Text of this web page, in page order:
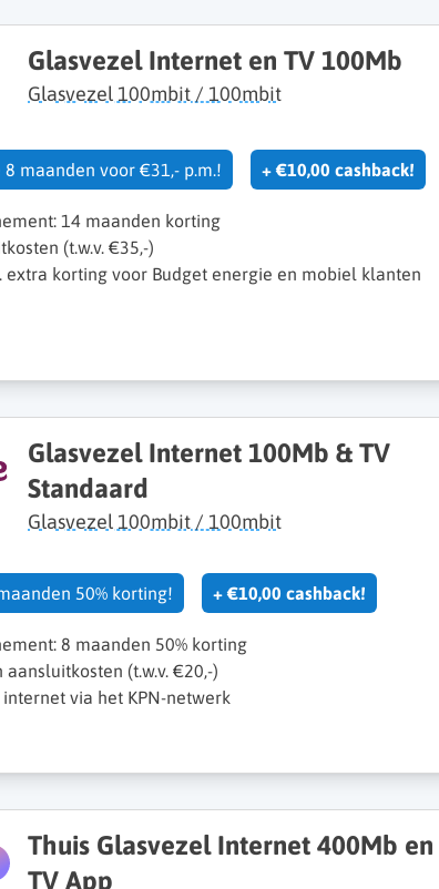
Glasvezel Internet en TV 100Mb
Glasvezel 100mbit / 100mbit
maanden voor €31,- p.m.! + €10,00 cashback!
14 maanden korting
(t.w.v. €35,-)
extra korting voor Budget energie en mobiel klanten
Glasvezel Internet 100Mb & TV
Standaard
Glasvezel 100mbit / 100mbit
50% korting! + €10,00 cashback!
8 maanden 50% korting
(t.w.v. €20,-)
via het KPN-netwerk
Thuis Glasvezel Internet 400Mb en
TV App